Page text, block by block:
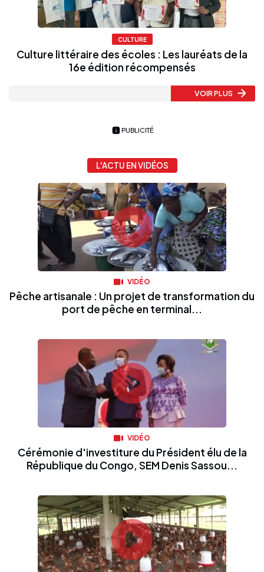
CULTURE
Culture littéraire des écoles : Les lauréats de la
16e édition récompensés
VOIR PLUS
PUBLICITÉ
L'ACTU EN VIDÉOS
VIDÉO
Pêche artisanale : Un projet de transformation du
port de pêche en terminal...
VIDÉO
Cérémonie d'investiture du Président élu de la
République du Congo, SEM Denis Sassou...